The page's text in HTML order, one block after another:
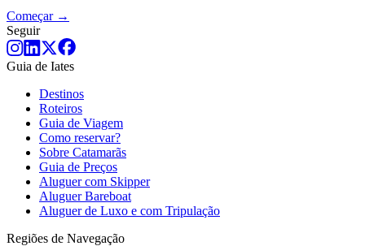
Começar →
Seguir
Guia de Iates
Destinos
Roteiros
Guia de Viagem
Como reservar?
Sobre Catamarãs
Guia de Preços
Aluguer com Skipper
Aluguer Bareboat
Aluguer de Luxo e com Tripulação
Regiões de Navegação